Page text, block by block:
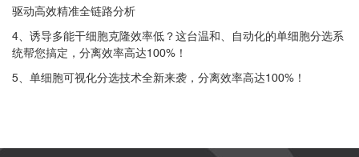
驱动高效精准全链路分析
4、诱导多能干细胞克隆效率低？这台温和、自动化的单细胞分选系
统帮您搞定，分离效率高达100%！
5、单细胞可视化分选技术全新来袭，分离效率高达100%！